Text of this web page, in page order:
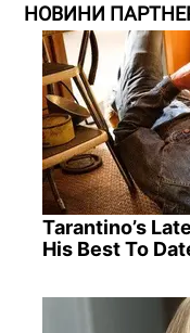
НОВИНИ
Tarantino’s
His Best To